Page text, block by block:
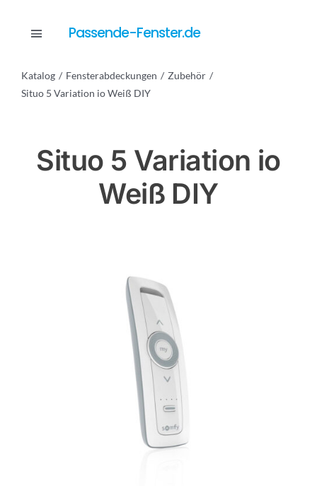
Toggle
Katalog
Anfrage
Passende-Fenster.de
Katalog Fensterabdeckungen
Zubehör
Situo 5 Variation io Weiß DIY
Situo 5 Variation io
Weiß DIY